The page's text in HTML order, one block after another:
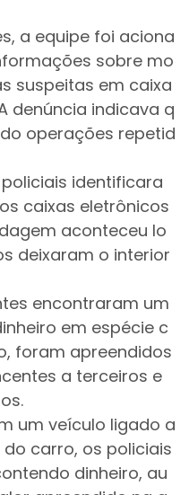
a equipe foi aciona
sobre mo
suspeitas em caixa
denúncia indicava q
operações repetid
identificara
caixas eletrônicos
aconteceu lo
deixaram o interior
encontraram um
em espécie c
foram apreendidos
a terceiros e
um veículo ligado a
carro, os policiais
dinheiro, au